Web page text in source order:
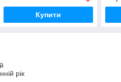
Купити
рік